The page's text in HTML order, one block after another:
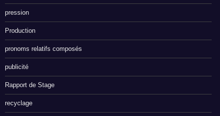
pression
Production
pronoms relatifs composés
publicité
Rapport de Stage
recyclage